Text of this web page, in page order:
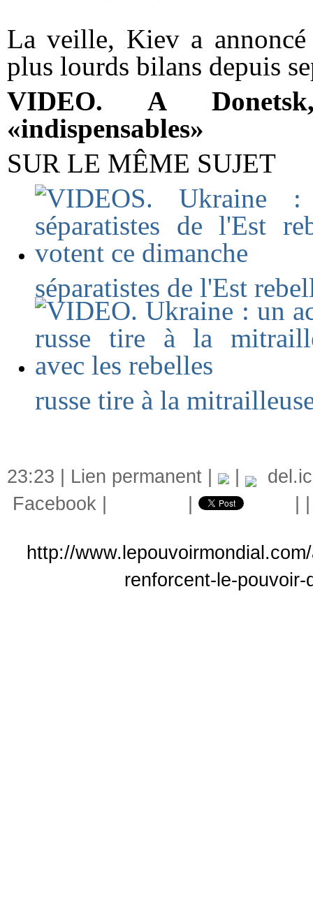
La veille, Kiev a
plus lourds bilans depuis
VIDEO. A
«indispensables»
SUR LE MÊME SUJET
séparatistes de l'Est
russe tire à la
23:23 | Lien permanent
Facebook
http://
renforcent-le-